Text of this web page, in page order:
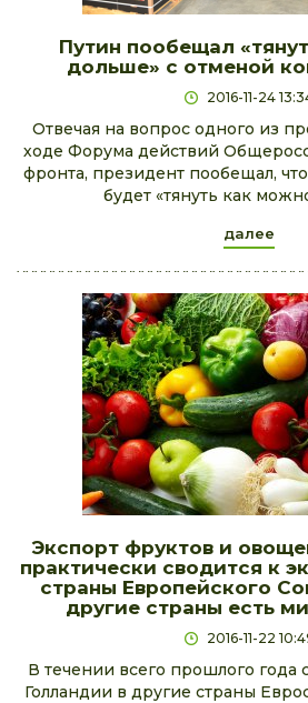
Путин пообещал
дольше» с отменой
2016-11-24
Отвечая на вопрос одного из
ходе Форума действий
фронта, президент пообещал,
будет «тянуть как
далее
Экспорт фруктов и
практически сводится к
страны Европейского
другие страны есть
2016-11-22
В течении всего прошлого года
Голландии в другие страны